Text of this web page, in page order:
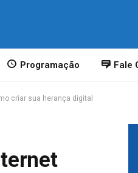
Programação Fale
criar sua herança digital